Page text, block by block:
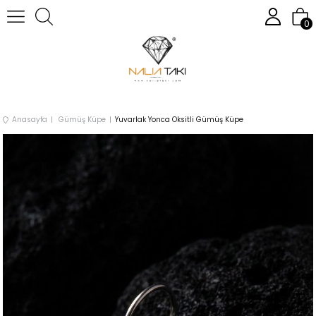
0
Anasayfa Gümüş Küpe Yuvarlak Yonca Oksitli Gümüş Küpe